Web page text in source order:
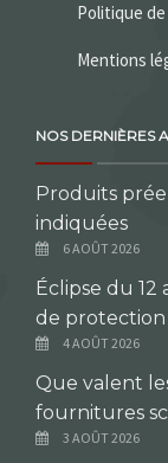
Politique
Mentions
NOS DERNIÈRES
Produits
indiquées
6 AOÛT 2026
Éclipse du
de
4 AOÛT 2026
Que valent
fournitures
3 AOÛT 2026